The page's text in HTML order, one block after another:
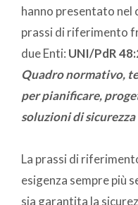
hanno presentato nel
prassi di riferimento
due Enti: UNI/PdR
Quadro normativo,
per pianificare,
soluzioni di
La prassi di
esigenza sempre più
sia garantita la